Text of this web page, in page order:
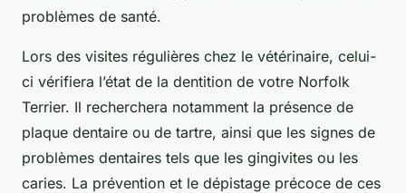
problèmes de santé.
Lors des visites régulières chez le vétérinaire, celui-
ci vérifiera l’état de la dentition de votre Norfolk
Terrier. Il recherchera notamment la présence de
plaque dentaire ou de tartre, ainsi que les signes de
problèmes dentaires tels que les gingivites ou les
caries. La prévention et le dépistage précoce de ces